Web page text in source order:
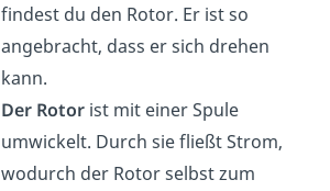
findest du den Rotor. Er ist so
angebracht, dass er sich drehen
kann.
Der Rotor ist mit einer Spule
umwickelt. Durch sie fließt Strom,
wodurch der Rotor selbst zum